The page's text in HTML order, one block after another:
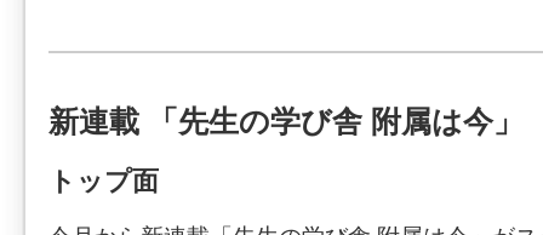
新連載 「先生の学び舎 附属は今」
トップ面